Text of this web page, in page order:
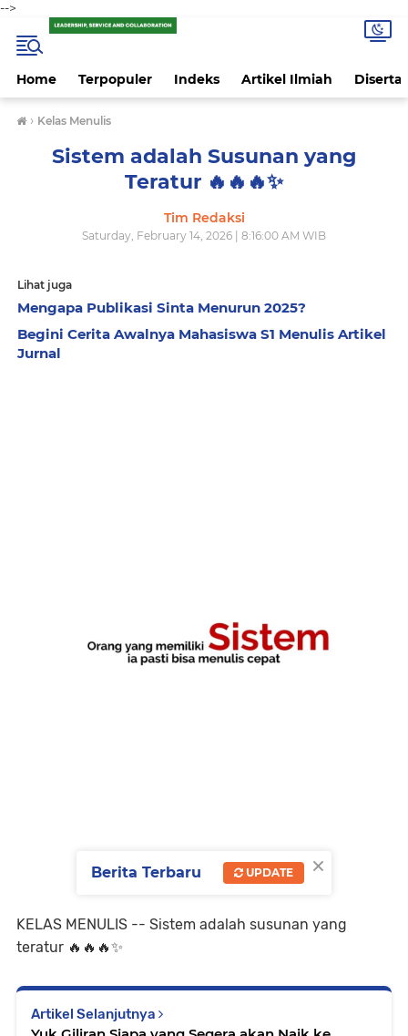
-->
Home Terpopuler Indeks Artikel Ilmiah
› Kelas Menulis
Sistem adalah Susunan yang
Teratur 🔥🔥🔥✨️
Tim Redaksi
Saturday, February 14, 2026 | 8:16:00 AM WIB
Lihat juga
Mengapa Publikasi Sinta Menurun 2025?
Begini Cerita Awalnya Mahasiswa S1 Menulis Artikel
Jurnal
KELAS MENULIS -- Sistem adalah susunan yang
teratur 🔥🔥🔥✨️
Artikel Selanjutnya
×
Berita Terbaru UPDATE